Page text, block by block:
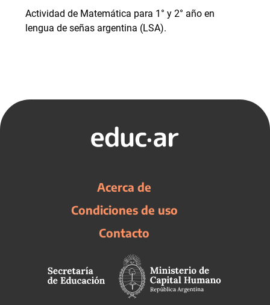
Actividad de Matemática para 1° y 2° año en
lengua de señas argentina (LSA).
Acerca de
Condiciones de uso
Contacto